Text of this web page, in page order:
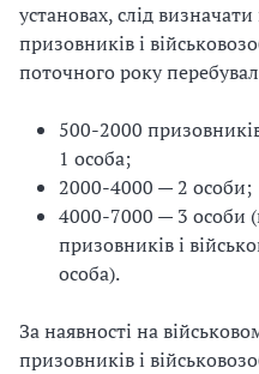
установах, слід
призовників і
поточного року
500-2000
1 особа;
2000-4000 — 2 особи;
4000-7000 — 3 особи
призовників і
особа).
За наявності на
призовників і